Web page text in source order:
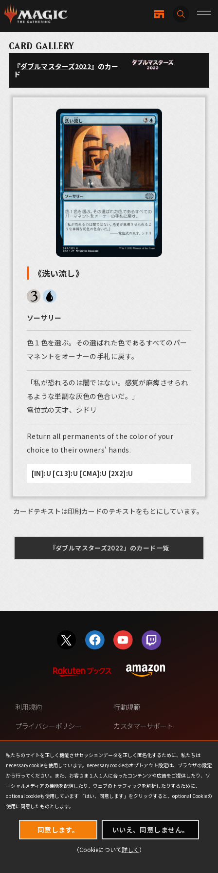
CARD GALLERY
『ダブルマスターズ2022』のカー
ド
《洗い流し》
ソーサリー
色１色を選ぶ。その選ばれた色であるすべてのパー
マネントをオーナーの手札に戻す。
「私が恐れるのは闇ではない。感覚が麻痺させられ
るような単調な灰色の色合いだ。」
――電位式の天才、シドリ
Return all permanents of the color of your
choice to their owners' hands.
[IN]:U [C13]:U [CMA]:U [2X2]:U
カードテキストは印刷カードのテキストをもとにしています。
『ダブルマスターズ2022』のカード一覧
私たちのサイトを正しく機能させセッションデータを正しく匿名化するために、私たちは
necessary cookieを使用しています。necessary cookieのオプトアウト設定は、ブラウザの設定
から行ってください。また、お客さま１人１人に合ったコンテンツや広告をご提供したり、ソ
ーシャルメディアの機能を配信したり、ウェブのトラフィックを解析したりするために、
optional cookieも使用しています 「はい、同意します」をクリックすると、optional Cookieの
使用に同意したものとします。
同意します。 いいえ、同意しません。
（Cookieについて詳しく ）
利用規約
行動規範
プライバシーポリシー
カスタマーサポート
ファンコンテンツ・ポリシー
個人情報の販売や共有を許可し
ない
COOKIE
プレスリリース
会社情報
お問い合わせ